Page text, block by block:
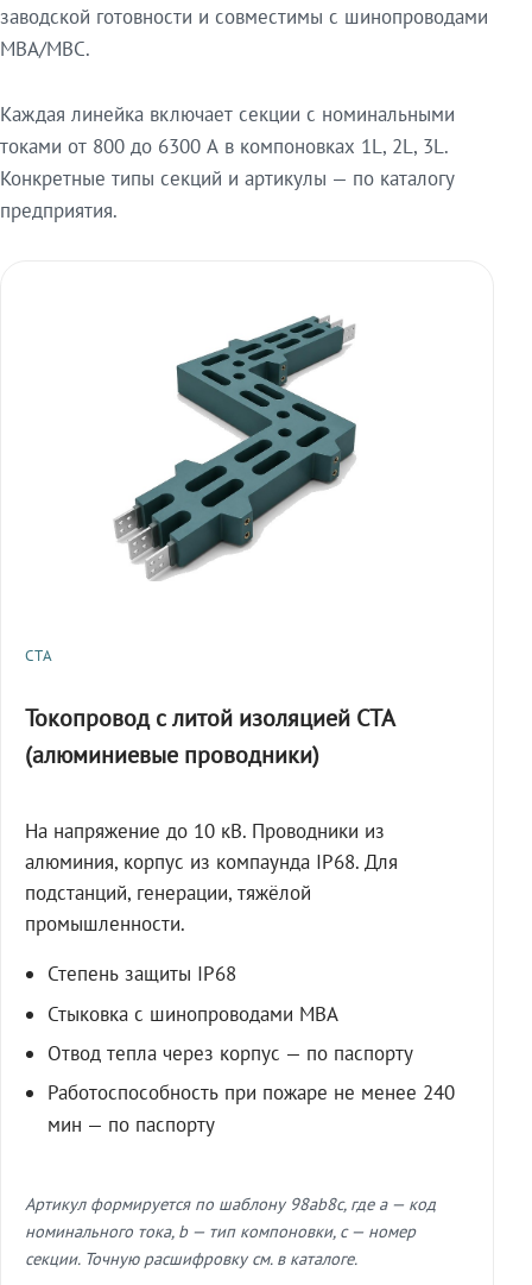
заводской готовности и совместимы с шинопроводами
МВА/МВС.
Каждая линейка включает секции с номинальными
токами от 800 до 6300 А в компоновках 1L, 2L, 3L.
Конкретные типы секций и артикулы — по каталогу
предприятия.
СТА
Токопровод с литой изоляцией СТА
(алюминиевые проводники)
На напряжение до 10 кВ. Проводники из
алюминия, корпус из компаунда IP68. Для
подстанций, генерации, тяжёлой
промышленности.
Степень защиты IP68
Стыковка с шинопроводами МВА
Отвод тепла через корпус — по паспорту
Работоспособность при пожаре не менее 240
мин — по паспорту
Артикул формируется по шаблону 98ab8c, где a — код
номинального тока, b — тип компоновки, c — номер
секции. Точную расшифровку см. в каталоге.